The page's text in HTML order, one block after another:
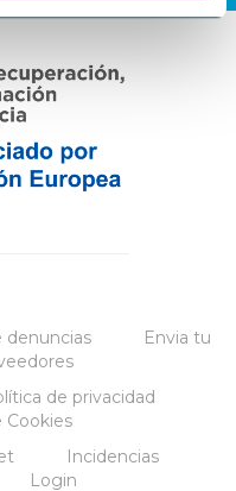
denuncias
Envia tu
de privacidad
Cookies
Incidencias
Login